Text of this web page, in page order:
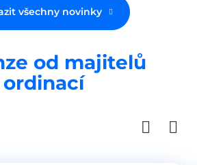
všechny novinky
od majitelů
ordinací